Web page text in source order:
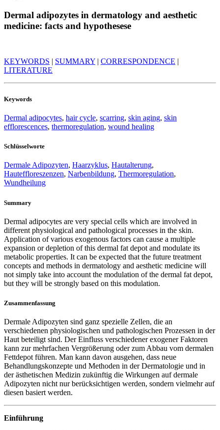
Dermal adipozytes in dermatology and aesthetic
medicine: facts and hypothesese
KEYWORDS | SUMMARY | CORRESPONDENCE |
LITERATURE
Keywords
Dermal adipocytes, hair cycle, scarring, skin aging, skin
efflorescences, thermoregulation, wound healing
Schlüsselworte
Dermale Adipozyten, Haarzyklus, Hautalterung,
Hauteffloreszenzen, Narbenbildung, Thermoregulation,
Wundheilung
Summary
Dermal adipocytes are very special cells which are involved in
different physiological and pathological processes in the skin.
Application of various exogenous factors can cause a multiple
expansion or depletion of this dermal fat depot and modulate its
metabolic properties. It can be expected that the future treatment
concepts and methods in dermatology and aesthetic medicine will
not simply take into account the modulation of the dermal fat depot,
but they will be strongly based on this modulation.
Zusammenfassung
Dermale Adipozyten sind ganz spezielle Zellen, die an
verschiedenen physiologischen und pathologischen Prozessen in der
Haut beteiligt sind. Der Einfluss verschiedener exogener Faktoren
kann zur mehrfachen Vergrößerung oder zum Abbau vom dermalen
Fettdepot führen. Man kann davon ausgehen, dass neue
Behandlungskonzepte und Methoden in der Dermatologie und in
der ästhetischen Medizin zukünftig die Wirkungen auf dermale
Adipozyten nicht nur berücksichtigen werden, sondern vielmehr auf
diesen basiert werden.
Einführung